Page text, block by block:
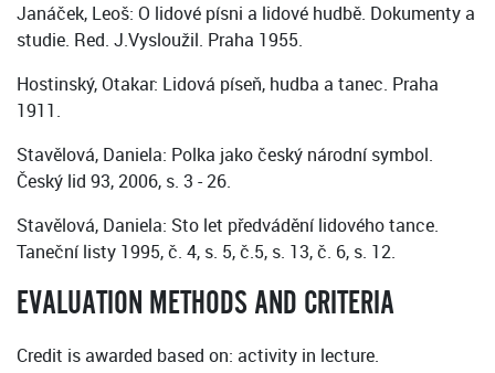
Janáček, Leoš: O lidové písni a lidové hudbě. Dokumenty a
studie. Red. J.Vysloužil. Praha 1955.
Hostinský, Otakar: Lidová píseň, hudba a tanec. Praha
1911.
Stavělová, Daniela: Polka jako český národní symbol.
Český lid 93, 2006, s. 3 - 26.
Stavělová, Daniela: Sto let předvádění lidového tance.
Taneční listy 1995, č. 4, s. 5, č.5, s. 13, č. 6, s. 12.
EVALUATION METHODS AND CRITERIA
Credit is awarded based on: activity in lecture.